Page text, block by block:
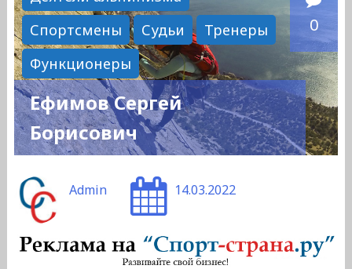
Спортсмены
Судьи
Тренеры
Функционеры
0
Ефимов Сергей
Борисович
Admin 14.03.2022